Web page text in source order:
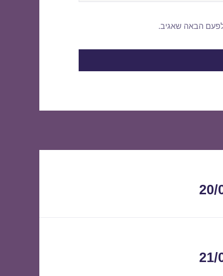
הבאה שאגיב.